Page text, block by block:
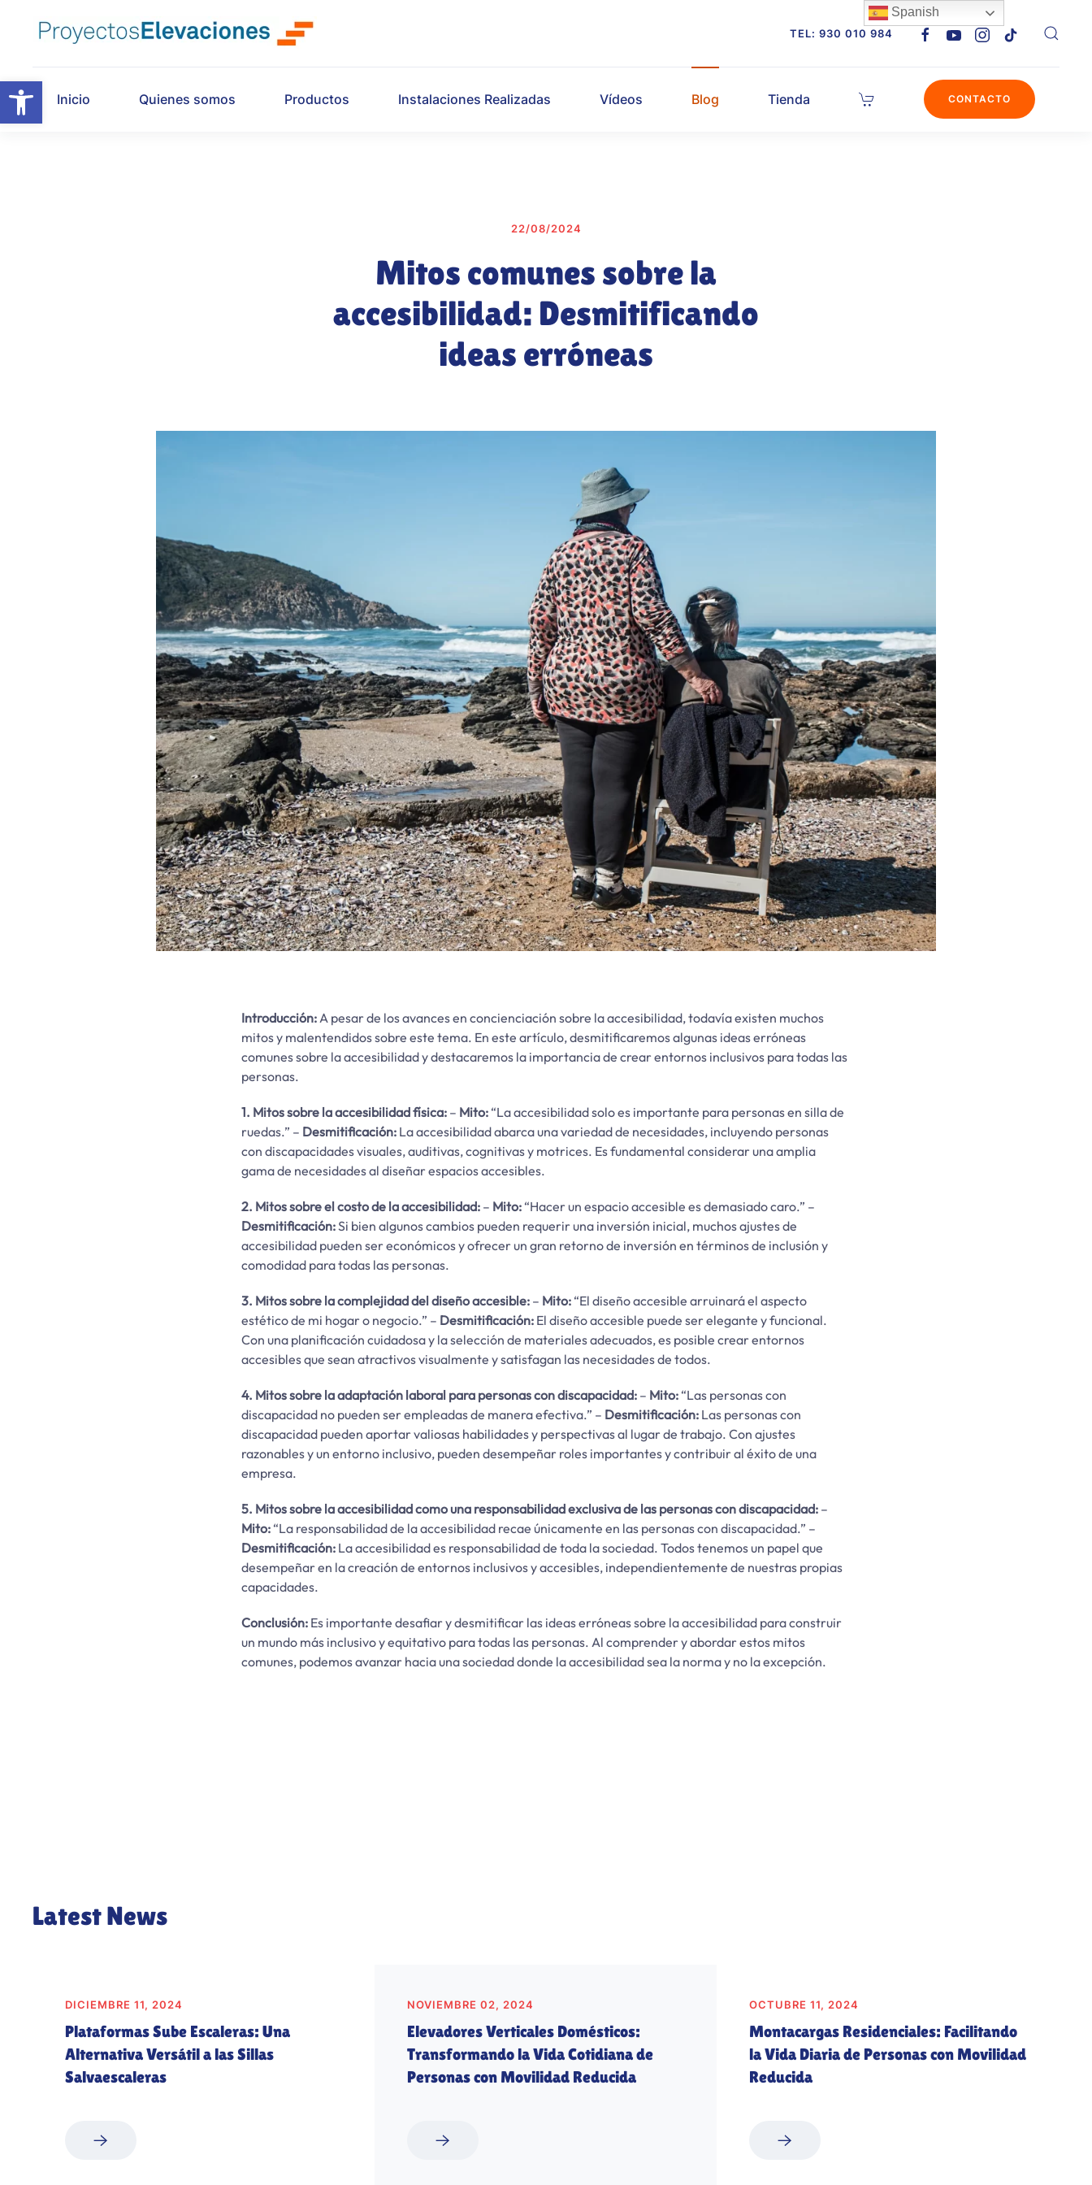
Abrir barra de herramientas
Skip to main content
TEL: 930 010 984
Inicio Quienes somos Productos Instalaciones Realizadas Vídeos Blog Tienda CONTACTO
22/08/2024
Mitos comunes sobre la
accesibilidad: Desmitificando
ideas erróneas
Introducción:A pesar de los avances en concienciación sobre la accesibilidad, todavía existen muchos
mitos y malentendidos sobre este tema. En este artículo, desmitificaremos algunas ideas erróneas
comunes sobre la accesibilidad y destacaremos la importancia de crear entornos inclusivos para todas las
personas.
1. Mitos sobre la accesibilidad física: – Mito:“La accesibilidad solo es importante para personas en silla de
ruedas.” – Desmitificación: La accesibilidad abarca una variedad de necesidades, incluyendo personas
con discapacidades visuales, auditivas, cognitivas y motrices. Es fundamental considerar una amplia
gama de necesidades al diseñar espacios accesibles.
2. Mitos sobre el costo de la accesibilidad: – Mito:“Hacer un espacio accesible es demasiado caro.” –
Desmitificación:Si bien algunos cambios pueden requerir una inversión inicial, muchos ajustes de
accesibilidad pueden ser económicos y ofrecer un gran retorno de inversión en términos de inclusión y
comodidad para todas las personas.
3. Mitos sobre la complejidad del diseño accesible: – Mito:“El diseño accesible arruinará el aspecto
estético de mi hogar o negocio.” – Desmitificación: El diseño accesible puede ser elegante y funcional.
Con una planificación cuidadosa y la selección de materiales adecuados, es posible crear entornos
accesibles que sean atractivos visualmente y satisfagan las necesidades de todos.
4. Mitos sobre la adaptación laboral para personas con discapacidad: – Mito:“Las personas con
discapacidad no pueden ser empleadas de manera efectiva.” – Desmitificación: Las personas con
discapacidad pueden aportar valiosas habilidades y perspectivas al lugar de trabajo. Con ajustes
razonables y un entorno inclusivo, pueden desempeñar roles importantes y contribuir al éxito de una
empresa.
5. Mitos sobre la accesibilidad como una responsabilidad exclusiva de las personas con discapacidad: –
Mito:“La responsabilidad de la accesibilidad recae únicamente en las personas con discapacidad.” –
Desmitificación: La accesibilidad es responsabilidad de toda la sociedad. Todos tenemos un papel que
desempeñar en la creación de entornos inclusivos y accesibles, independientemente de nuestras propias
capacidades.
Conclusión: Es importante desafiar y desmitificar las ideas erróneas sobre la accesibilidad para construir
un mundo más inclusivo y equitativo para todas las personas. Al comprender y abordar estos mitos
comunes, podemos avanzar hacia una sociedad donde la accesibilidad sea la norma y no la excepción.
Latest News
DICIEMBRE 11, 2024
Plataformas Sube Escaleras: Una
Alternativa Versátil a las Sillas
Salvaescaleras
NOVIEMBRE 02, 2024
Elevadores Verticales Domésticos:
Transformando la Vida Cotidiana de
Personas con Movilidad Reducida
OCTUBRE 11, 2024
Montacargas Residenciales: Facilitando
la Vida Diaria de Personas con Movilidad
Reducida
Spanish